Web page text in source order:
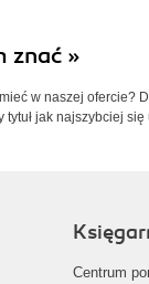
znać »
w naszej ofercie?
jak najszybciej się
Centrum